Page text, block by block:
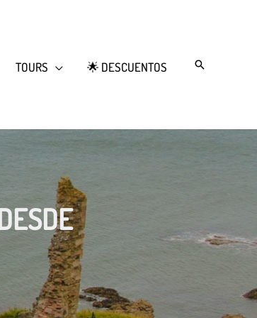
TOURS 🌟 DESCUENTOS Search